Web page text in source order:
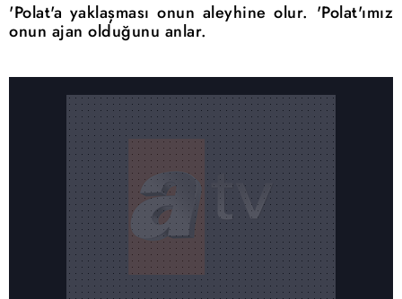
'Polat'a yaklaşması onun aleyhine olur. 'Polat'ımız
onun ajan olduğunu anlar.